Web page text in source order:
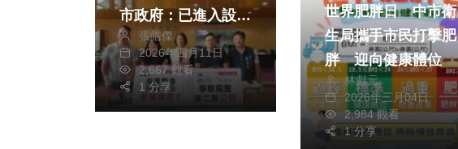
市政府：已進入設計
階段、預計118年完
工
張皓傑
2026年四月11日
2,667 觀看
1 分享
世界肥胖日 中市衛
生局攜手市民打擊肥
胖 迎向健康體位
林獻元
2026年三月04日
2,984 觀看
1 分享